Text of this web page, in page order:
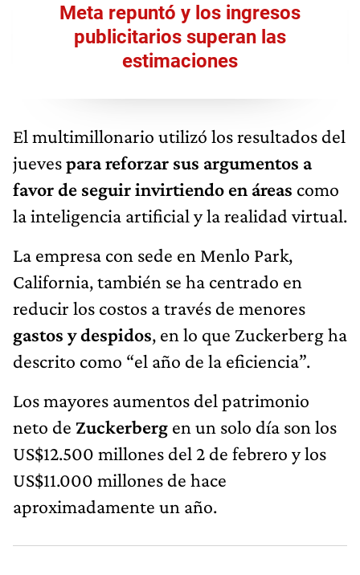
Meta repuntó y los ingresos
publicitarios superan las
estimaciones
El multimillonario utilizó los resultados del
juevespara reforzar sus argumentos a
favor de seguir invirtiendo en áreas como
la inteligencia artificial y la realidad virtual.
La empresa con sede en Menlo Park,
California, también se ha centrado en
reducir los costos a través de menores
gastos y despidos, en lo que Zuckerberg ha
descrito como “el año de la eficiencia”.
Los mayores aumentos del patrimonio
neto de Zuckerberg en un solo día son los
US$12.500 millones del 2 de febrero y los
US$11.000 millones de hace
aproximadamente un año.